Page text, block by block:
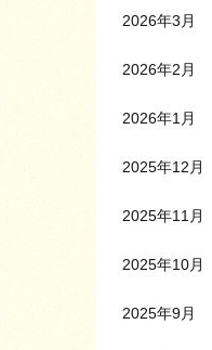
2026年3月
2026年2月
2026年1月
2025年12月
2025年11月
2025年10月
2025年9月